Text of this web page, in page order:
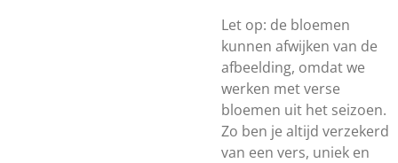
Let op: de bloemen
kunnen afwijken van de
afbeelding, omdat we
werken met verse
bloemen uit het seizoen.
Zo ben je altijd verzekerd
van een vers, uniek en